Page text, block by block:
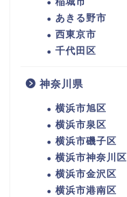
あきる野市
西東京市
千代田区
神奈川県
横浜市旭区
横浜市泉区
横浜市磯子区
横浜市神奈川区
横浜市金沢区
横浜市港南区